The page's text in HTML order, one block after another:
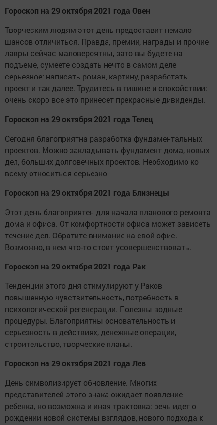
Гороскоп на 29 октября 2021 года Овен
Творческим людям этот день предоставит немало
шансов отличиться. Правда, премии, награды и прочие
лавры сейчас маловероятны, зато вы будете на
подъеме, сумеете создать нечто в самом деле
серьезное: написать роман, картину, разработать
проект и так далее. Трудитесь в тишине и спокойствии:
очень скоро все это принесет прекрасные дивиденды.
Гороскоп на 29 октября 2021 года Телец
Сегодня благоприятна разработка фундаментальных
проектов. Можно закладывать фундамент дома, новых
дел, больших долговечных проектов. Необходимо ко
всему относиться серьезно.
Гороскоп на 29 октября 2021 года Близнецы
Этот день благоприятен для начала планового ремонта
дома и офиса. От комфортности офиса может зависеть
течение дел. Обратите внимание на свой офис.
Возможно, в нем что-то стоит усовершенствовать.
Гороскоп на 29 октября 2021 года Рак
Тенденции этого дня стимулируют у Раков
повышенную чувствительность, потребность в
психологической регенерации. Полезны водные
процедуры. Благоприятны основательность и
серьезность в действиях, денежные операции,
строительство, творческие планы.
Гороскоп на 29 октября 2021 года Лев
День символизирует обновление. Многих
представителей этого знака ожидает появление
ребенка, но возможна и иная трактовка: речь идет о
рождении новой системы взглядов, нового подхода к